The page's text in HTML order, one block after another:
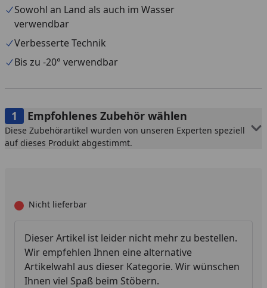
Sowohl an Land als auch im Wasser
verwendbar
Verbesserte Technik
Bis zu -20° verwendbar
Empfohlenes Zubehör wählen
Diese Zubehörartikel wurden von unseren Experten speziell
auf dieses Produkt abgestimmt.
Nicht lieferbar
Dieser Artikel ist leider nicht mehr zu bestellen.
Wir empfehlen Ihnen eine alternative
Artikelwahl aus dieser Kategorie. Wir wünschen
Ihnen viel Spaß beim Stöbern.